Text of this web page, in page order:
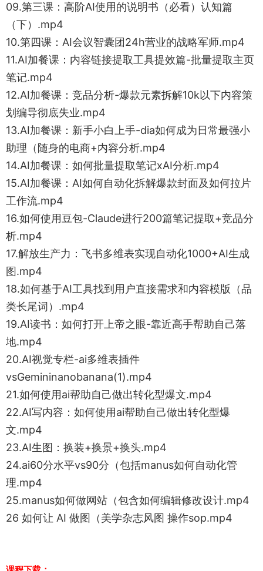
09.第三课：高阶AI使用的说明书（必看）认知篇
（下）.mp4
10.第四课：AI会议智囊团24h营业的战略军师.mp4
11.AI加餐课：内容链接提取工具提效篇-批量提取主页
笔记.mp4
12.AI加餐课：竞品分析-爆款元素拆解10k以下内容策
划编导彻底失业.mp4
13.AI加餐课：新手小白上手-dia如何成为日常最强小
助理（随身的电商+内容分析.mp4
14.AI加餐课：如何批量提取笔记xAI分析.mp4
15.AI加餐课：AI如何自动化拆解爆款封面及如何拉片
工作流.mp4
16.如何使用豆包-Claude进行200篇笔记提取+竞品分
析.mp4
17.解放生产力：飞书多维表实现自动化1000+AI生成
图.mp4
18.如何基于AI工具找到用户直接需求和内容模版（品
类长尾词）.mp4
19.AI读书：如何打开上帝之眼-靠近高手帮助自己落
地.mp4
20.AI视觉专栏-ai多维表插件
vsGemininanobanana(1).mp4
21.如何使用ai帮助自己做出转化型爆文.mp4
22.AI写内容：如何使用ai帮助自己做出转化型爆
文.mp4
23.AI生图：换装+换景+换头.mp4
24.ai60分水平vs90分（包括manus如何自动化管
理.mp4
25.manus如何做网站（包含如何编辑修改设计.mp4
26 如何让 AI 做图（美学杂志风图 操作sop.mp4